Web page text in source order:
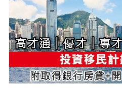
优惠礼遇
新盘优越按揭优惠
中原按揭标签优惠